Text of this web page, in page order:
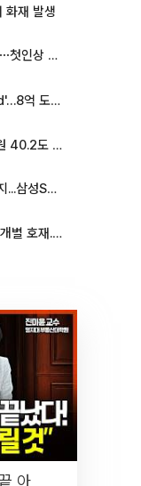
화재 발생
‘나솔사계’ 국화, 결별 후 재등장⋯첫인상 투표 휩쓸고 ‘인기녀’ 등극
실 CI 업체가 수행
도 기록
[특징주] 반도체 온기 탄 2차전지...삼성SDI, 장 초반 7% 넘게 껑충
[증시키워드] 반도체 충격 뚫은 개별 호재...포스코퓨처엠·에코프로·한화솔루션 '눈길'
아